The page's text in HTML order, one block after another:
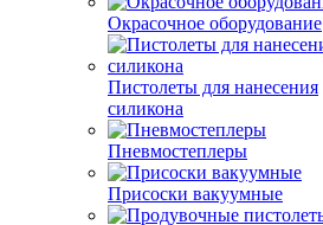
Окрасочное оборудование
Пистолеты для нанесения
силикона
Пневмостеплеры
Присоски вакуумные